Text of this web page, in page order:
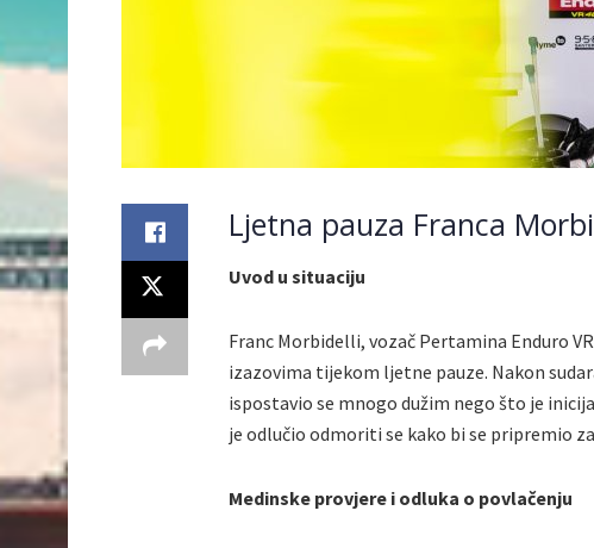
Ljetna pauza Franca
Uvod u situaciju
Franc Morbidelli, vozač Pertamina Enduro
izazovima tijekom ljetne pauze. Nakon
ispostavio se mnogo dužim nego što je
je odlučio odmoriti se kako bi se pripremio
Medinske provjere i odluka o povlačenju